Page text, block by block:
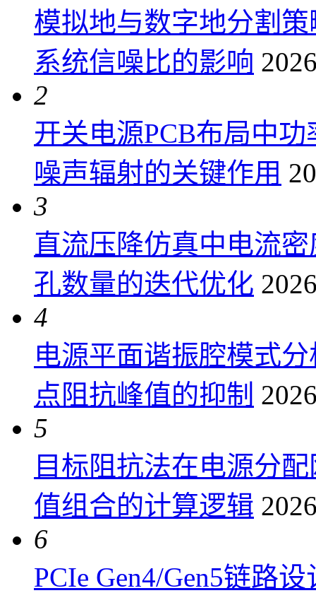
模拟地与数字地分割
系统信噪比的影响
2
开关电源PCB布局中
噪声辐射的关键作用
3
直流压降仿真中电流
孔数量的迭代优化
4
电源平面谐振腔模式
点阻抗峰值的抑制
5
目标阻抗法在电源分
值组合的计算逻辑
6
PCIe Gen4/Gen5链路